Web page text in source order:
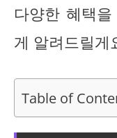
다양한 혜택
게 알려드릴게
Table of